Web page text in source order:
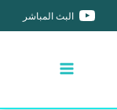
البث المباشر